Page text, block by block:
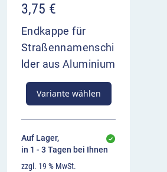
3,75 €
Endkappe für
Straßennamenschi
lder aus Aluminium
Variante wählen
Auf Lager,
in 1 - 3 Tagen bei Ihnen
zzgl. 19 % MwSt.